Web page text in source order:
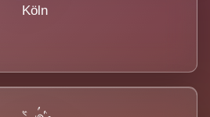
Köln